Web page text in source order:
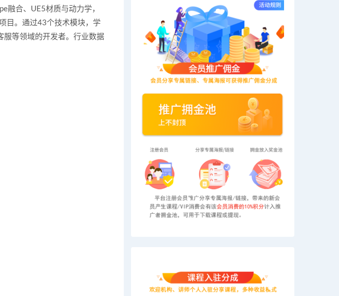
融合、UE5材质与动力学，
目。通过43个技术模块，学
服等领域的开发者。行业数据